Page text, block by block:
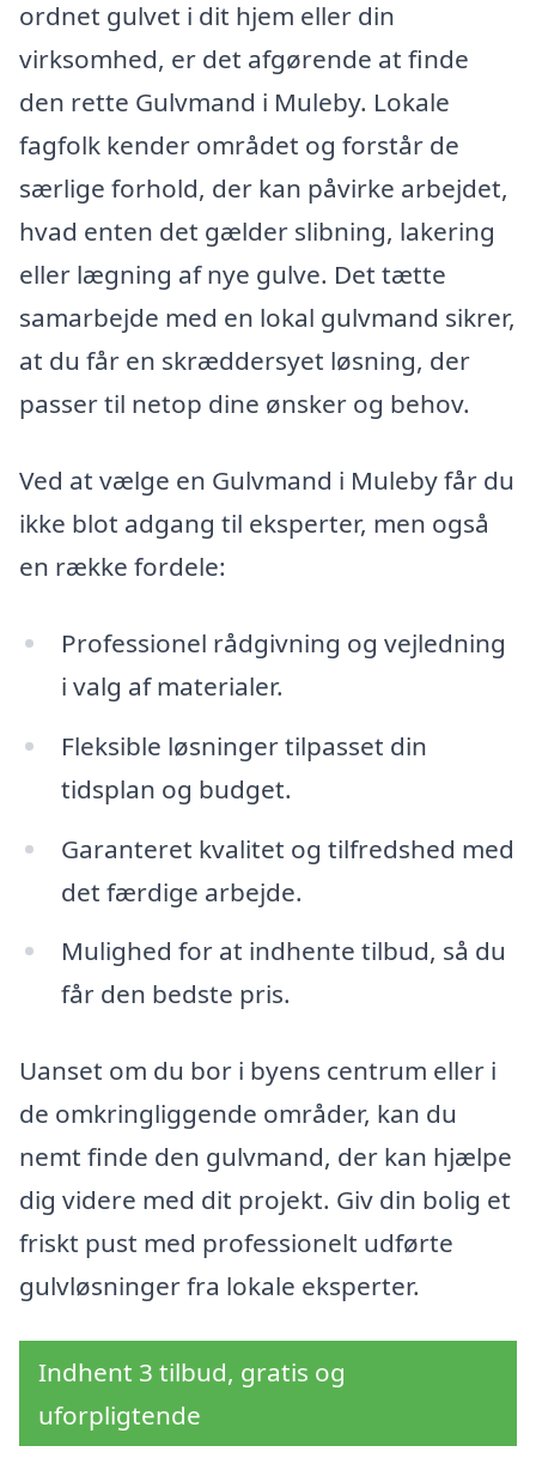
ordnet gulvet i dit hjem eller din
virksomhed, er det afgørende at finde
den rette Gulvmand i Muleby. Lokale
fagfolk kender området og forstår de
særlige forhold, der kan påvirke arbejdet,
hvad enten det gælder slibning, lakering
eller lægning af nye gulve. Det tætte
samarbejde med en lokal gulvmand sikrer,
at du får en skræddersyet løsning, der
passer til netop dine ønsker og behov.
Ved at vælge en Gulvmand i Muleby får du
ikke blot adgang til eksperter, men også
en række fordele:
Professionel rådgivning og vejledning
i valg af materialer.
Fleksible løsninger tilpasset din
tidsplan og budget.
Garanteret kvalitet og tilfredshed med
det færdige arbejde.
Mulighed for at indhente tilbud, så du
får den bedste pris.
Uanset om du bor i byens centrum eller i
de omkringliggende områder, kan du
nemt finde den gulvmand, der kan hjælpe
dig videre med dit projekt. Giv din bolig et
friskt pust med professionelt udførte
gulvløsninger fra lokale eksperter.
Indhent 3 tilbud, gratis og
uforpligtende